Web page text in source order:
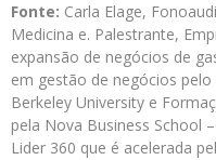
Fonte: Carla Elage,
Medicina e. Palestrante,
expansão de negócios de
em gestão de negócios
Berkeley University e
pela Nova Business School
Lider 360 que é acelerada